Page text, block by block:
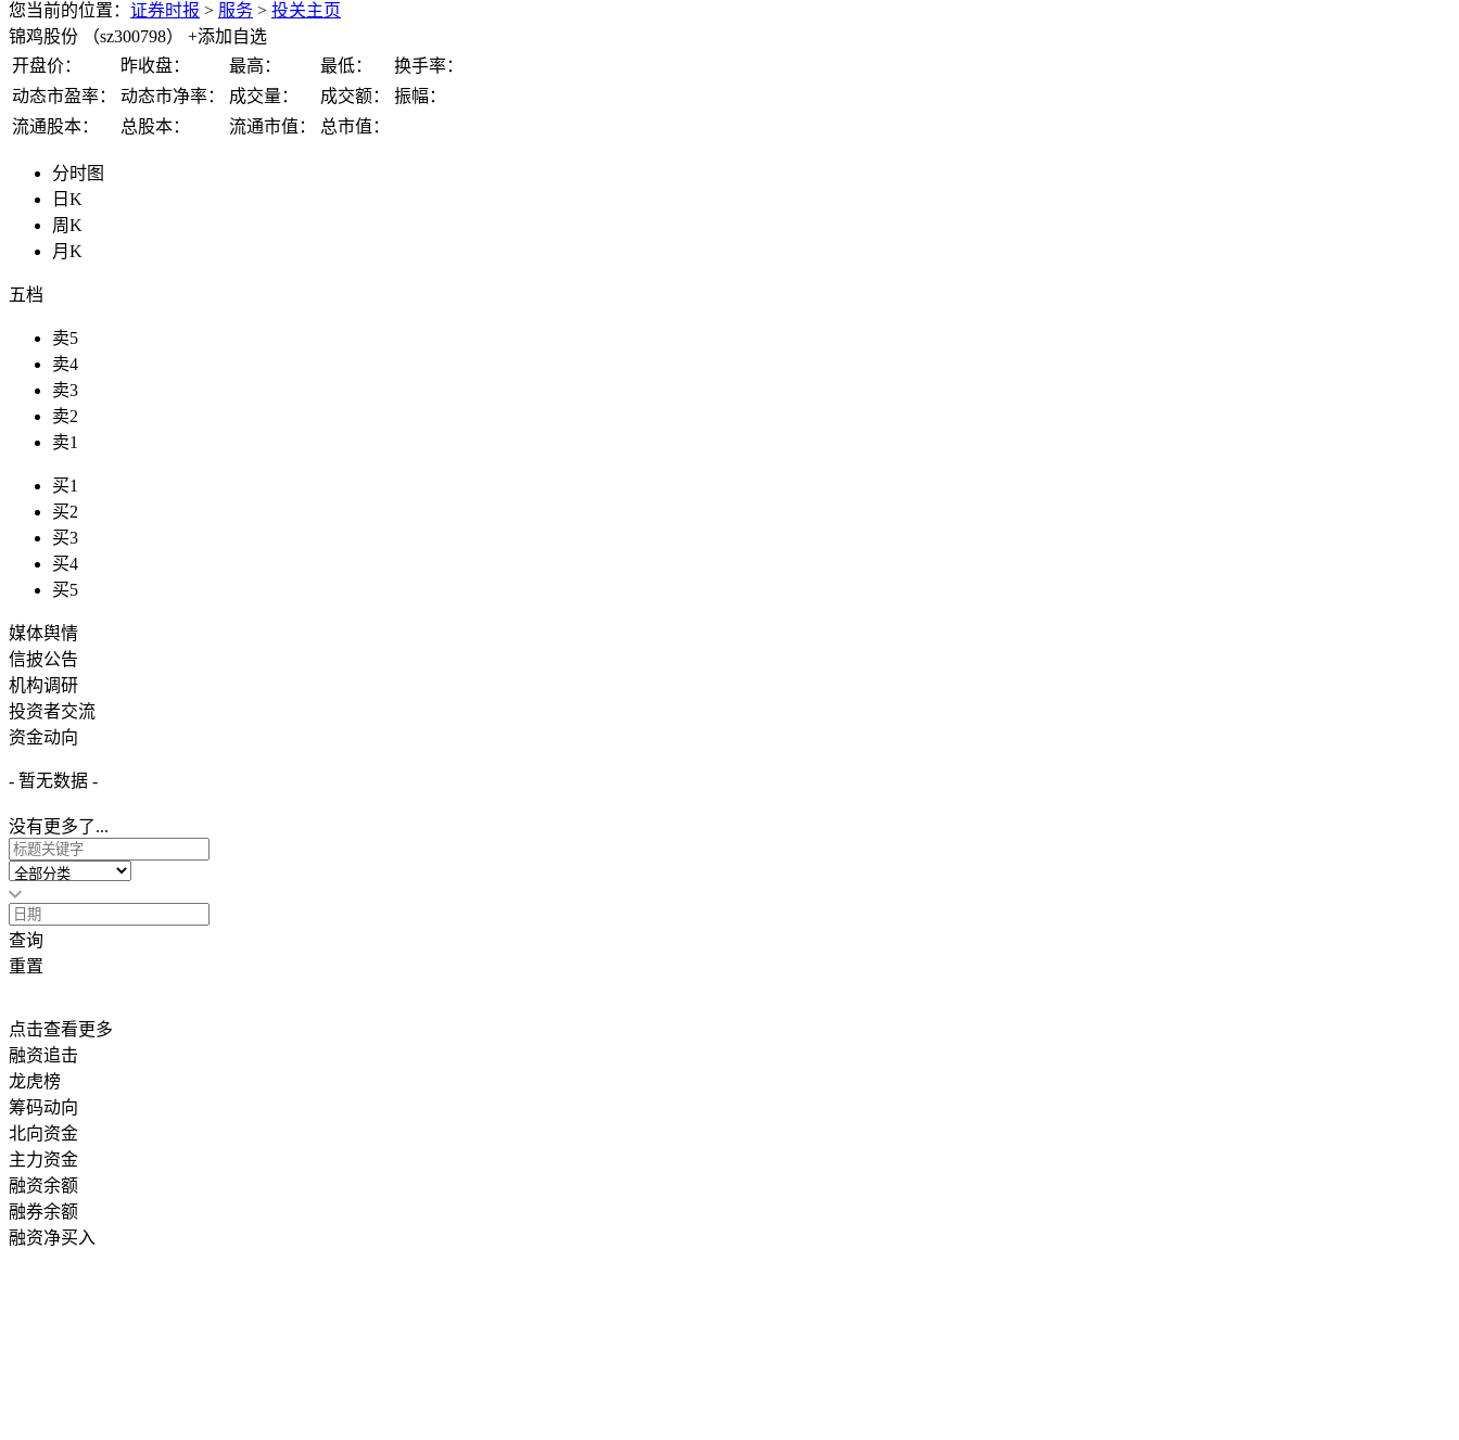
您当前的位置： 证券时报 > 服务 > 投关主页
锦鸡股份
（sz300798）
+添加自选
开盘价：
昨收盘： 最高： 最低：
换手率：
动态市盈率：
动态市净率： 成交量： 成交额：
振幅：
流通股本：
总股本： 流通市值： 总市值：
分时图
日K
周K
月K
五档
卖5
卖4
卖3
卖2
卖1
买1
买2
买3
买4
买5
媒体舆情
信披公告
机构调研
投资者交流
资金动向
- 暂无数据 -
没有更多了...
查询
重置
点击查看更多
融资追击
龙虎榜
筹码动向
北向资金
主力资金
融资余额
融券余额
融资净买入